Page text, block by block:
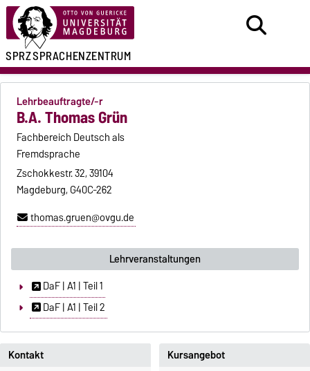
SPRZSPRACHENZENTRUM
Lehrbeauftragte/-r
B.A. Thomas Grün
Fachbereich Deutsch als
Fremdsprache
Zschokkestr. 32, 39104
Magdeburg, G40C-262
thomas.gruen@ovgu.de
Lehrveranstaltungen
DaF | A1 | Teil 1
DaF | A1 | Teil 2
Kontakt
Kursangebot